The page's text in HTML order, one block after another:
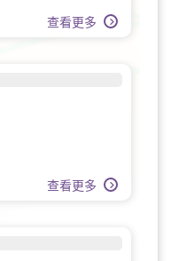
查看更多
查看更多